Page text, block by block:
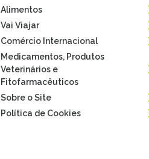
Alimentos
Vai Viajar
Comércio Internacional
Medicamentos, Produtos
Veterinários e
Fitofarmacêuticos
Sobre o Site
Política de Cookies